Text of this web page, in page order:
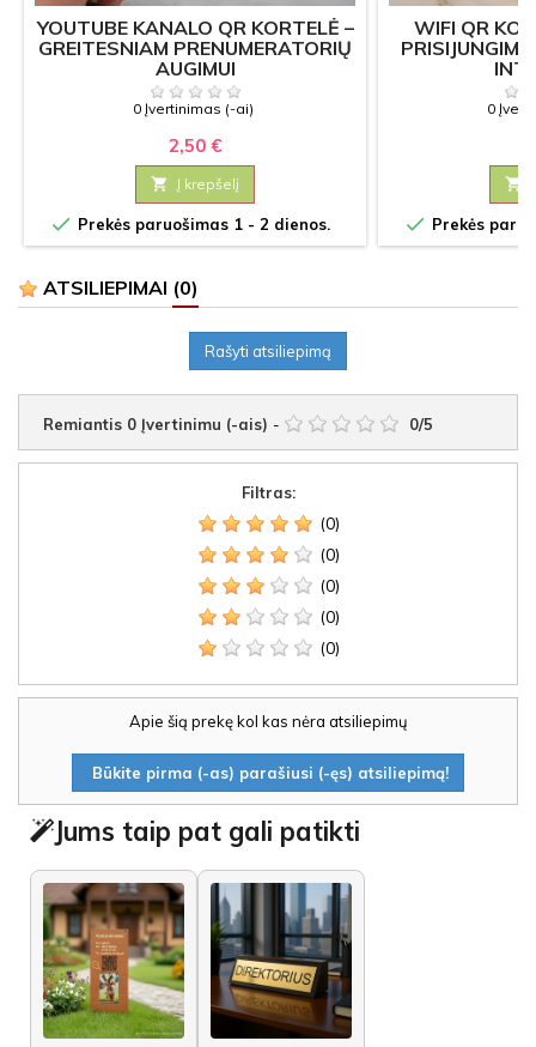
YOUTUBE KANALO QR KORTELĖ –
GREITESNIAM PRENUMERATORIŲ
AUGIMUI
0 Įvertinimas (-ai)
2,50 €
 Į krepšelį
 Prekės paruošimas 1 - 2 dienos.
WIFI QR
0

 Prekės
ATSILIEPIMAI (0)
Rašyti atsiliepimą
Remiantis 0 Įvertinimu (-ais) - 0/5
Filtras:
(0)
(0)
(0)
(0)
(0)
Apie šią prekę kol kas nėra atsiliepimų
Būkite pirma (-as) parašiusi (-ęs) atsiliepimą!
Jums taip pat gali patikti